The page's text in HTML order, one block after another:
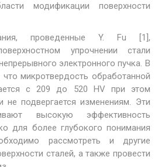
модификации поверхности
проведенные Y. Fu [1],
упрочнении стали
электронного пучка. В
что микротвердость обработанной
с 209 до 520 HV при этом
не подвергается изменениям. Эти
высокую эффективность
для более глубокого понимания
рассмотреть и другие
сталей, а также провести